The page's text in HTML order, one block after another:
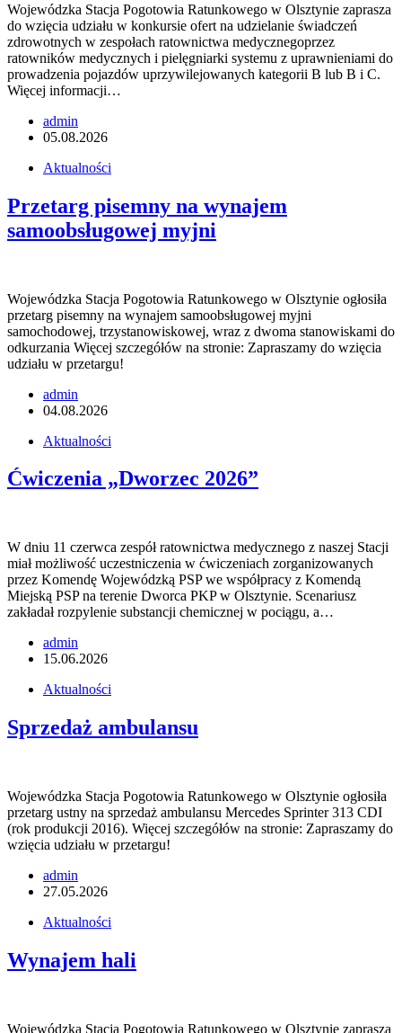
Wojewódzka Stacja Pogotowia Ratunkowego w Olsztynie zaprasza
do wzięcia udziału w konkursie ofert na udzielanie świadczeń
zdrowotnych w zespołach ratownictwa medycznegoprzez
ratowników medycznych i pielęgniarki systemu z uprawnieniami do
prowadzenia pojazdów uprzywilejowanych kategorii B lub B i C.
Więcej informacji…
admin
05.08.2026
Aktualności
Przetarg pisemny na wynajem
samoobsługowej myjni
Wojewódzka Stacja Pogotowia Ratunkowego w Olsztynie ogłosiła
przetarg pisemny na wynajem samoobsługowej myjni
samochodowej, trzystanowiskowej, wraz z dwoma stanowiskami do
odkurzania Więcej szczegółów na stronie: Zapraszamy do wzięcia
udziału w przetargu!
admin
04.08.2026
Aktualności
Ćwiczenia „Dworzec 2026”
W dniu 11 czerwca zespół ratownictwa medycznego z naszej Stacji
miał możliwość uczestniczenia w ćwiczeniach zorganizowanych
przez Komendę Wojewódzką PSP we współpracy z Komendą
Miejską PSP na terenie Dworca PKP w Olsztynie. Scenariusz
zakładał rozpylenie substancji chemicznej w pociągu, a…
admin
15.06.2026
Aktualności
Sprzedaż ambulansu
Wojewódzka Stacja Pogotowia Ratunkowego w Olsztynie ogłosiła
przetarg ustny na sprzedaż ambulansu Mercedes Sprinter 313 CDI
(rok produkcji 2016). Więcej szczegółów na stronie: Zapraszamy do
wzięcia udziału w przetargu!
admin
27.05.2026
Aktualności
Wynajem hali
Wojewódzka Stacja Pogotowia Ratunkowego w Olsztynie zaprasza